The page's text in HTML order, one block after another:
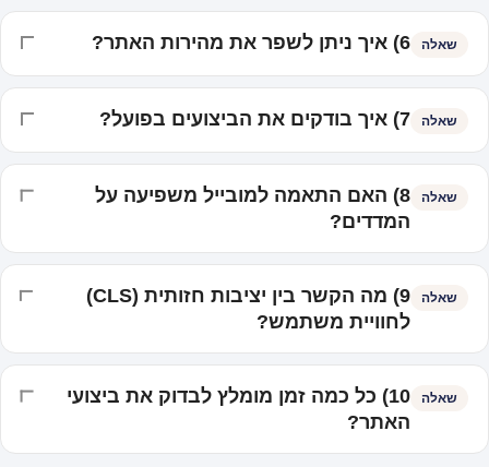
שאלה 6) איך ניתן לשפר את מהירות האתר?
שאלה 7) איך בודקים את הביצועים בפועל?
שאלה
8) האם התאמה למובייל משפיעה על
המדדים?
שאלה
9) מה הקשר בין יציבות חזותית (CLS)
לחוויית משתמש?
שאלה
10) כל כמה זמן מומלץ לבדוק את ביצועי
האתר?